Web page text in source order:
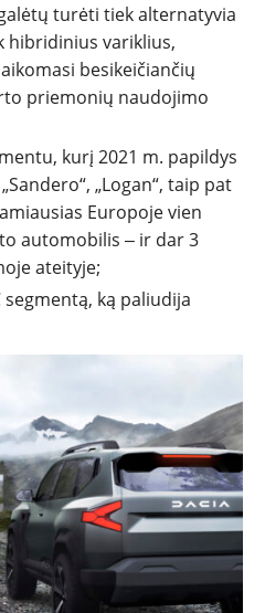
turėti tiek alternatyvia
hibridinius variklius,
besikeičiančių
priemonių naudojimo
kurį 2021 m. papildys
„Logan“, taip pat
Europoje vien
automobilis ‒ ir dar 3
ateityje;
ką paliudija